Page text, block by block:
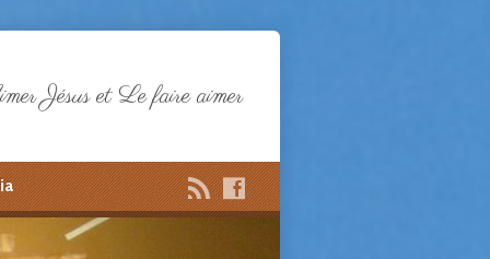
Jésus et Le faire aimer